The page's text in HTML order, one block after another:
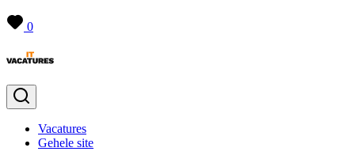
0
Vacatures
Gehele site